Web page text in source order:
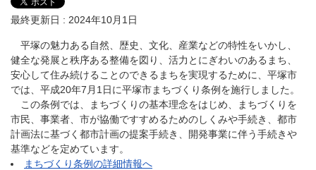
最終更新日 : 2024年10月1日
平塚の魅力ある自然、歴史、文化、産業などの特性をいかし、
健全な発展と秩序ある整備を図り、活力とにぎわいのあるまち、
安心して住み続けることのできるまちを実現するために、平塚市
では、平成20年7月1日に平塚市まちづくり条例を施行しました。
この条例では、まちづくりの基本理念をはじめ、まちづくりを
市民、事業者、市が協働ですすめるためのしくみや手続き、都市
計画法に基づく都市計画の提案手続き、開発事業に伴う手続きや
基準などを定めています。
まちづくり条例の詳細情報へ